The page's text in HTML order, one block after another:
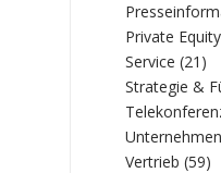
Private Equity
Service (21)
Strategie &
Unternehmen
Vertrieb (59)